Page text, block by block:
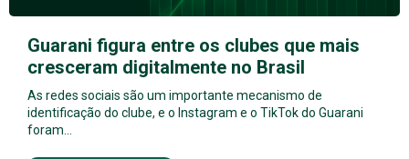
Guarani figura entre os clubes que mais
cresceram digitalmente no Brasil
As redes sociais são um importante mecanismo de
identificação do clube, e o Instagram e o TikTok do Guarani
foram…